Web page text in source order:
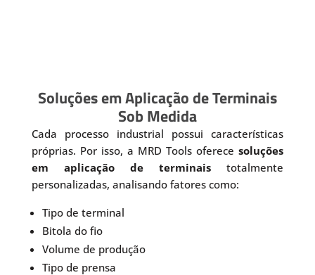
Soluções em Aplicação de Terminais
Sob Medida
Cada processo industrial possui características
próprias. Por isso, a MRD Tools oferecesoluções
em aplicação de terminais totalmente
personalizadas, analisando fatores como:
Tipo de terminal
Bitola do fio
Volume de produção
Tipo de prensa